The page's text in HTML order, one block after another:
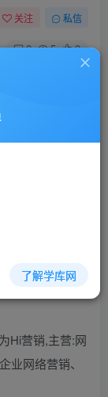
关注 私信
0 5 0
附安装教程）
保存购买订单
Hi营销,主营:网
业网络营销、
了解学库网